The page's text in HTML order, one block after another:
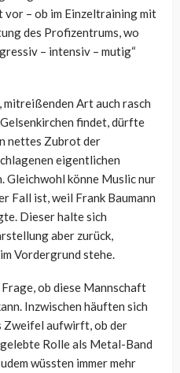
vor – ob im Einzeltraining mit
des Profizentrums, wo
– intensiv – mutig“
mitreißenden Art auch rasch
findet, dürfte
nettes Zubrot der
eigentlichen
Gleichwohl könne Muslic nur
Fall ist, weil Frank Baumann
Dieser halte sich
aber zurück,
Vordergrund stehe.
ob diese Mannschaft
Inzwischen häuften sich
Zweifel aufwirft, ob der
Rolle als Metal-Band
wüssten immer mehr